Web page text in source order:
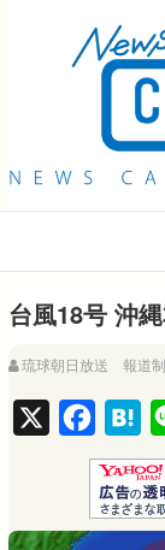
QAB
台風18号 沖
琉球朝日放送 報道
a
c
e
H
a
t
e